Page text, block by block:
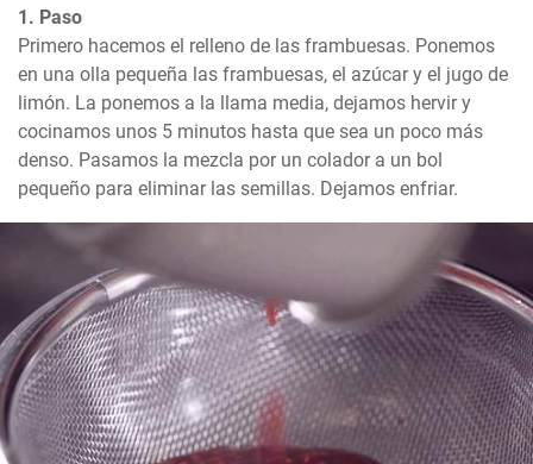
1. Paso
Primero hacemos el relleno de las frambuesas. Ponemos
en una olla pequeña las frambuesas, el azúcar y el jugo de
limón. La ponemos a la llama media, dejamos hervir y
cocinamos unos 5 minutos hasta que sea un poco más
denso. Pasamos la mezcla por un colador a un bol
pequeño para eliminar las semillas. Dejamos enfriar.